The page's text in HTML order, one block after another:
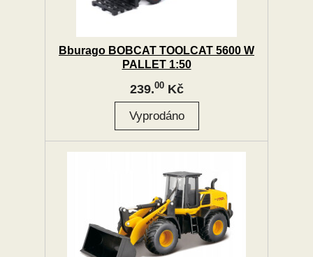
Bburago BOBCAT TOOLCAT 5600 W
PALLET 1:50
239.00Kč